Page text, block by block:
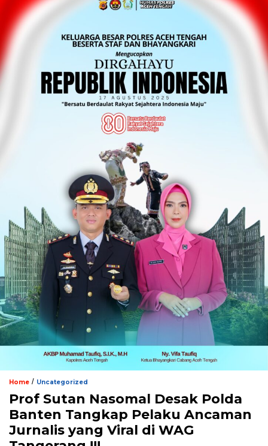
Home / Uncategorized
Prof Sutan Nasomal Desak Polda
Banten Tangkap Pelaku Ancaman
Jurnalis yang Viral di WAG